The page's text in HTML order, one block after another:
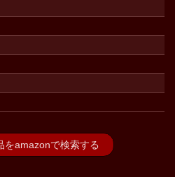
をamazonで検索する